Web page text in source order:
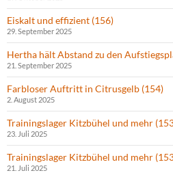
Eiskalt und effizient (156)
29. September 2025
Hertha hält Abstand zu den
21. September 2025
Farbloser Auftritt in Citrusgelb (154)
2. August 2025
Trainingslager Kitzbühel und mehr
23. Juli 2025
Trainingslager Kitzbühel und mehr
21. Juli 2025